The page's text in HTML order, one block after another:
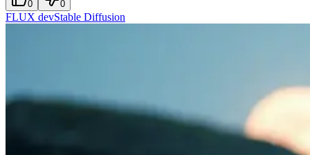
0 0
FLUX devStable Diffusion